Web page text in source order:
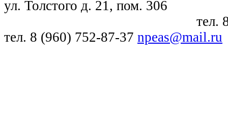
ул. Толстого д. 21, пом. 306
тел. 8 (391)
тел. 8 (960) 752-87-37 npeas@mail.ru